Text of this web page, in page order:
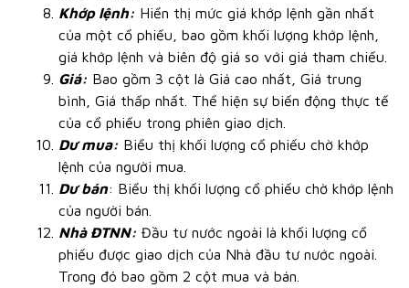
Khớp lệnh: Hiển thị mức giá khớp lệnh gần nhất
của một cổ phiếu, bao gồm khối lượng khớp lệnh,
giá khớp lệnh và biên độ giá so với giá tham chiếu.
Giá: Bao gồm 3 cột là Giá cao nhất, Giá trung
bình, Giá thấp nhất. Thể hiện sự biến động thực tế
của cổ phiếu trong phiên giao dịch.
Dư mua: Biểu thị khối lượng cổ phiếu chờ khớp
lệnh của người mua.
Dư bán: Biểu thị khối lượng cổ phiếu chờ khớp lệnh
của người bán.
Nhà ĐTNN: Đầu tư nước ngoài là khối lượng cổ
phiếu được giao dịch của Nhà đầu tư nước ngoài.
Trong đó bao gồm 2 cột mua và bán.